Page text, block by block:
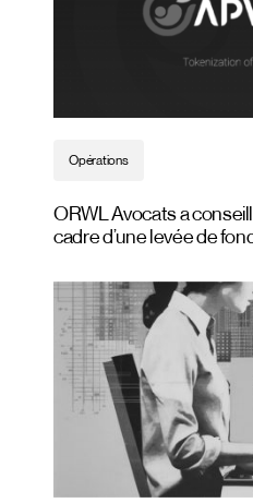
Opérations
ORWL Avocats a
cadre d’une levée de